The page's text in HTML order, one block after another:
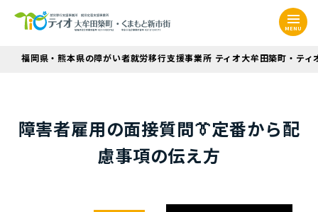
MENU
福岡県・熊本県の障がい者就労移行支援事業所 ティオ大牟田築町・ティ
障害者雇用の面接質問👔定番から配
慮事項の伝え方